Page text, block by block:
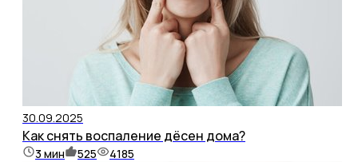
30.09.2025
Как снять воспаление дёсен дома?
3 мин 525 4185